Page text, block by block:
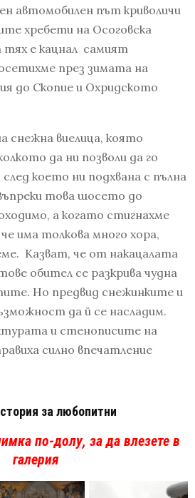
автомобилен път криволичи
хребети на Осоговска
тях е кацнал самият
през зимата на
до Скопие и Охридското
снежна виелица, която
да ни позволи да го
след което ни подхвана с пълна
това шосето до
а когато стигнахме
има толкова много хора,
Казват, че от накацалата
обител се разкрива чудна
Но предвид снежинките и
да й се насладим.
и стенописите на
силно впечатление
за любопитни
по-долу, за да влезете в
галерия